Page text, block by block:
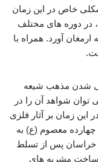
خاص در این زمان
در دوره های مختلف
ارمغان آورد. همراه با
شدن مذهب شیعه
شواهد آن را در
این زمان بر آثار فلزی
چهارده معصوم (ع) به
پس از تسلط
ساخت مشربه های